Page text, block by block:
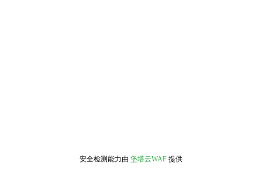
安全检测能力由 堡塔云WAF 提供